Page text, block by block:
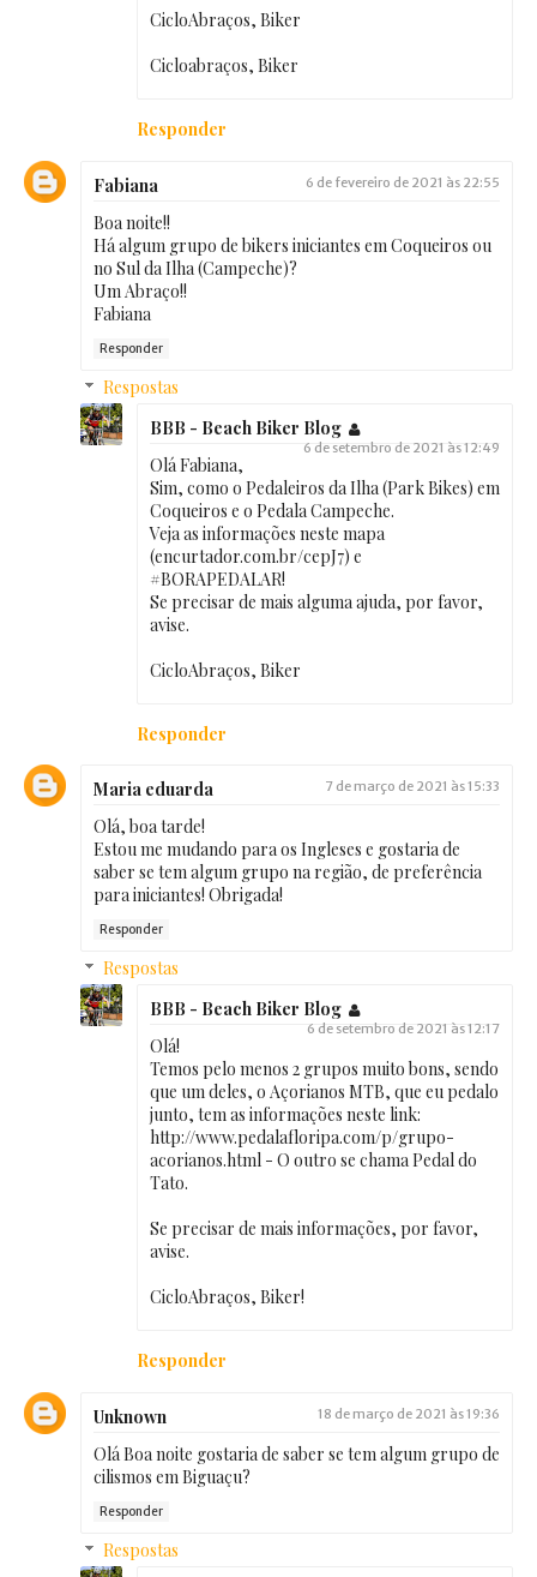
CicloAbraços, Biker
Cicloabraços, Biker
Responder
Fabiana 6 de fevereiro de 2021 às 22:55
Boa noite!!
Há algum grupo de bikers iniciantes em Coqueiros ou
no Sul da Ilha (Campeche)?
Um Abraço!!
Fabiana
Responder
Respostas
BBB - Beach Biker Blog
6 de setembro de 2021 às 12:49
Olá Fabiana,
Sim, como o Pedaleiros da Ilha (Park Bikes) em
Coqueiros e o Pedala Campeche.
Veja as informações neste mapa
(encurtador.com.br/cepJ7) e
#BORAPEDALAR!
Se precisar de mais alguma ajuda, por favor,
avise.
CicloAbraços, Biker
Responder
Maria eduarda 7 de março de 2021 às 15:33
Olá, boa tarde!
Estou me mudando para os Ingleses e gostaria de
saber se tem algum grupo na região, de preferência
para iniciantes! Obrigada!
Responder
Respostas
BBB - Beach Biker Blog
6 de setembro de 2021 às 12:17
Olá!
Temos pelo menos 2 grupos muito bons, sendo
que um deles, o Açorianos MTB, que eu pedalo
junto, tem as informações neste link:
http://www.pedalafloripa.com/p/grupo-
acorianos.html - O outro se chama Pedal do
Tato.
Se precisar de mais informações, por favor,
avise.
CicloAbraços, Biker!
Responder
Unknown 18 de março de 2021 às 19:36
Olá Boa noite gostaria de saber se tem algum grupo de
cilismos em Biguaçu?
Responder
Respostas